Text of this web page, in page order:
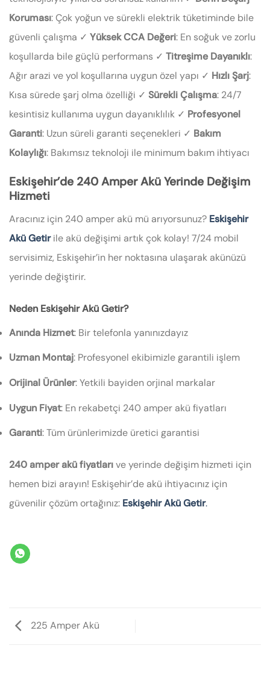
Koruması: Çok yoğun ve sürekli elektrik tüketiminde bile
güvenli çalışma ✓ Yüksek CCA Değeri: En soğuk ve zorlu
koşullarda bile güçlü performans ✓ Titreşime Dayanıklı:
Ağır arazi ve yol koşullarına uygun özel yapı ✓ Hızlı Şarj:
Kısa sürede şarj olma özelliği ✓ Sürekli Çalışma: 24/7
kesintisiz kullanıma uygun dayanıklılık ✓ Profesyonel
Garanti: Uzun süreli garanti seçenekleri ✓ Bakım
Kolaylığı: Bakımsız teknoloji ile minimum bakım ihtiyacı
Eskişehir’de 240 Amper Akü Yerinde Değişim
Hizmeti
Aracınız için 240 amper akü mü arıyorsunuz? Eskişehir
Akü Getirile akü değişimi artık çok kolay! 7/24 mobil
servisimiz, Eskişehir’in her noktasına ulaşarak akünüzü
yerinde değiştirir.
Neden Eskişehir Akü Getir?
Anında Hizmet: Bir telefonla yanınızdayız
Uzman Montaj: Profesyonel ekibimizle garantili işlem
Orijinal Ürünler: Yetkili bayiden orjinal markalar
Uygun Fiyat: En rekabetçi 240 amper akü fiyatları
Garanti: Tüm ürünlerimizde üretici garantisi
240 amper akü fiyatlarıve yerinde değişim hizmeti için
hemen bizi arayın! Eskişehir’de akü ihtiyacınız için
güvenilir çözüm ortağınız: Eskişehir Akü Getir.
225 Amper Akü